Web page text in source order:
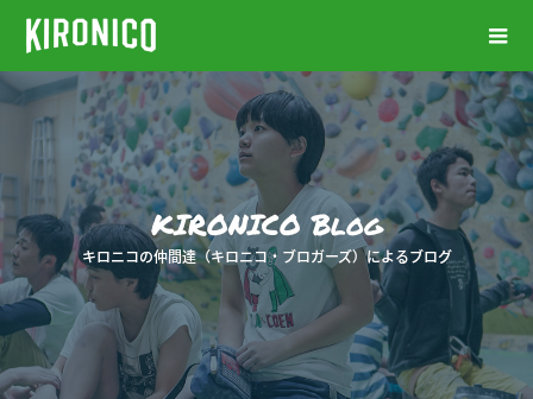
KIRONICO Blog
キロニコの仲間達（キロニコ・ブロガーズ）によるブログ